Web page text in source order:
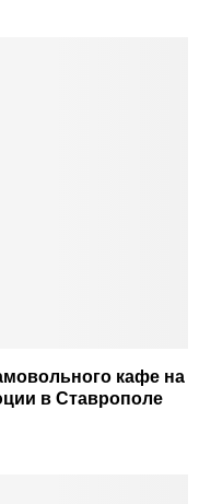
кафе на
в Ставрополе